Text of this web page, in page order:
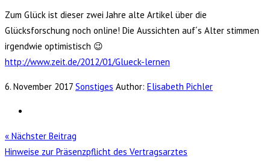
content
Zum Glück ist dieser zwei Jahre alte Artikel über die
Glücksforschung noch online! Die Aussichten auf´s Alter stimmen
irgendwie optimistisch 😉
http://www.zeit.de/2012/01/Glueck-lernen
6. November 2017 Sonstiges Author: Elisabeth Pichler
« Nächster Beitrag
Hinweise zur Präsenzpflicht des Vertragsarztes